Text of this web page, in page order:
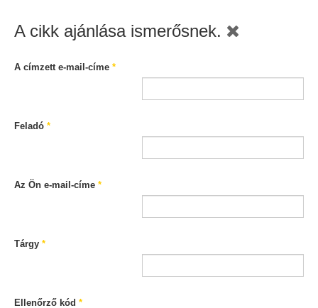
A cikk ajánlása ismerősnek.
A címzett e-mail-címe *
Feladó *
Az Ön e-mail-címe *
Tárgy *
Ellenőrző kód *